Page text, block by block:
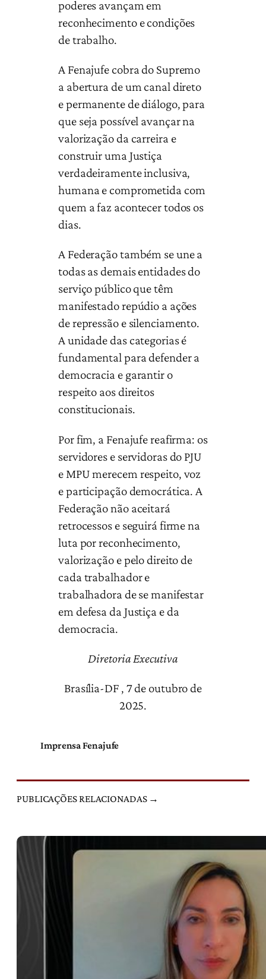
poderes avançam em
reconhecimento e condições
de trabalho.
A Fenajufe cobra do Supremo
a abertura de um canal direto
e permanente de diálogo, para
que seja possível avançar na
valorização da carreira e
construir uma Justiça
verdadeiramente inclusiva,
humana e comprometida com
quem a faz acontecer todos os
dias.
A Federação também se une a
todas as demais entidades do
serviço público que têm
manifestado repúdio a ações
de repressão e silenciamento.
A unidade das categorias é
fundamental para defender a
democracia e garantir o
respeito aos direitos
constitucionais.
Por fim, a Fenajufe reafirma: os
servidores e servidoras do PJU
e MPU merecem respeito, voz
e participação democrática. A
Federação não aceitará
retrocessos e seguirá firme na
luta por reconhecimento,
valorização e pelo direito de
cada trabalhador e
trabalhadora de se manifestar
em defesa da Justiça e da
democracia.
Diretoria Executiva
Brasília-DF , 7 de outubro de
2025.
Imprensa Fenajufe
PUBLICAÇÕES RELACIONADAS →